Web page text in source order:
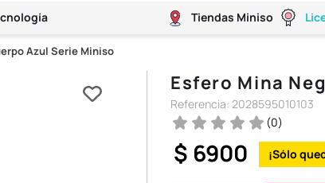
Tiendas Miniso
Azul Serie Miniso
Esfero Mina
Referencia: 2028595010103
(0)
$ 6900